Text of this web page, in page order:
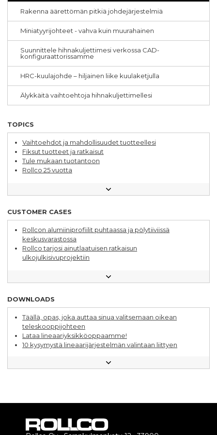
CNC-työstö
Ergonomia
Teleskooppikiskot
Kestävyys
Pick & Place
Erikoiskoneet
Formaatin vaihdokset
Yhdensuuntaisuusvirhe
Hammashihnakuljettimet
Akselit
Asemointijärjestelmät
Elintarviketeollisuus
Moniakselijärjestelmät
Planeettavaihteet
Puhdastila
Suojat
Toimilaitteet
Kuulaholkit
Rakenna äärettömän pitkiä johdejärjestelmiä
Miniatyyrijohteet - vahva kuin muurahainen
Suunnittele hihnakuljettimesi verkossa CAD-
konfiguraattorissamme
HRC-kuulajohde – hiljainen liike kuulaketjulla
Älykkäitä vaihtoehtoja hihnakuljettimellesi
TOPICS
Vaihtoehdot ja mahdollisuudet tuotteellesi
Fiksut tuotteet ja ratkaisut
Tule mukaan tuotantoon
Rollco 25 vuotta
Tutustu Rollcon työntekijään
Kysy insinööriltä
Alumiiniprofiilijärjestelmä varasto- ja
Laajasti sovelluksia lineaarituotteille
Eri tapoja edistää kestävää kehitystä
Lineaarijärjestelmät ja alumiinijärjestelmät – näin
parannat suunnittelua
Valitse oikea lineaarijohde sovellukseesi
CUSTOMER CASES
Rollcon alumiiniprofiilit puhtaassa ja pölytiiviissä
keskusvarastossa
Rollco tarjosi ainutlaatuisen ratkaisun
ulkojulkisivuprojektiin
Kestävä lineaarijohde pakkauskoneeseen
DOWNLOADS
Täällä, opas, joka auttaa sinua valitsemaan oikean
teleskooppijohteen
Lataa lineaariyksikköoppaamme!
10 kysymystä lineaarijärjestelmän valintaan liittyen